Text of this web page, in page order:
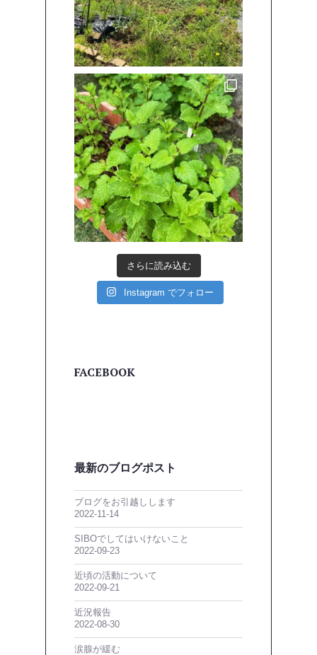
さらに読み込む
Instagram でフォロー
FACEBOOK
最新のブログポスト
ブログをお引越しします
2022-11-14
SIBOでしてはいけないこと
2022-09-23
近頃の活動について
2022-09-21
近況報告
2022-08-30
涙腺が緩む